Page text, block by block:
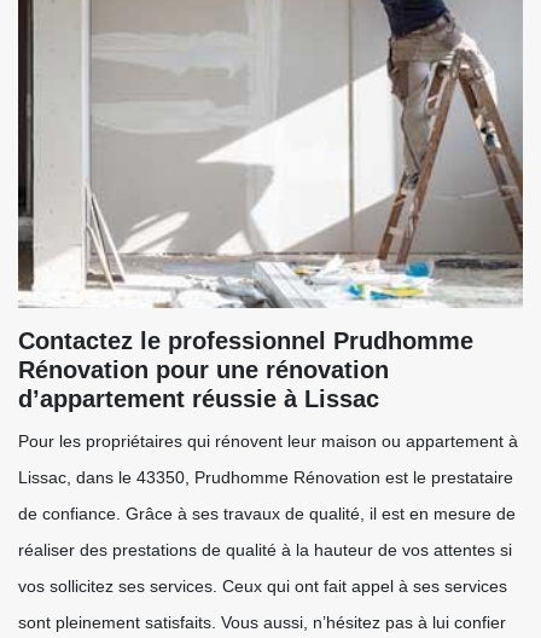
Contactez le professionnel Prudhomme
Rénovation pour une rénovation
d’appartement réussie à Lissac
Pour les propriétaires qui rénovent leur maison ou appartement à
Lissac, dans le 43350, Prudhomme Rénovation est le prestataire
de confiance. Grâce à ses travaux de qualité, il est en mesure de
réaliser des prestations de qualité à la hauteur de vos attentes si
vos sollicitez ses services. Ceux qui ont fait appel à ses services
sont pleinement satisfaits. Vous aussi, n’hésitez pas à lui confier